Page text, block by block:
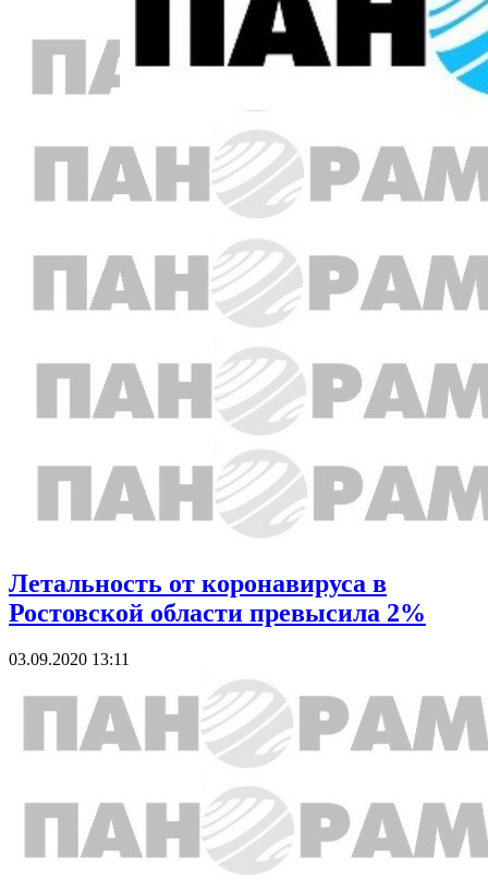
Летальность от коронавируса в
Ростовской области превысила 2%
03.09.2020 13:11